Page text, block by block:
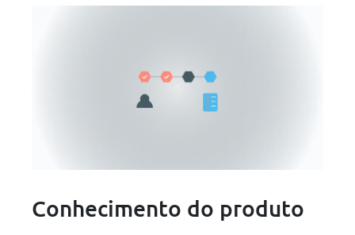
Conhecimento do produto